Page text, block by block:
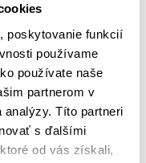
poskytovanie funkcií
používame
používate naše
partnerom v
Títo partneri
s ďalšími
od vás získali,
VÁM